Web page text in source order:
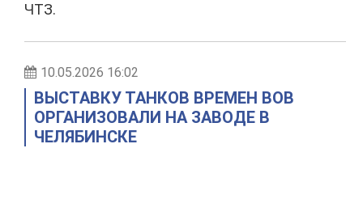
ЧТЗ.
10.05.2026 16:02
ВЫСТАВКУ ТАНКОВ ВРЕМЕН ВОВ
ОРГАНИЗОВАЛИ НА ЗАВОДЕ В
ЧЕЛЯБИНСКЕ